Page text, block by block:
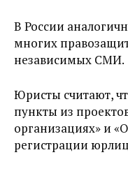
В России
многих
независимых СМИ.
Юристы считают,
пункты из
организациях» и
регистрации